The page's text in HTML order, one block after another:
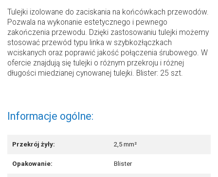
Tulejki izolowane do zaciskania na końcówkach przewodów.
Pozwala na wykonanie estetycznego i pewnego
zakończenia przewodu. Dzięki zastosowaniu tulejki możemy
stosować przewód typu linka w szybkozłączkach
wciskanych oraz poprawić jakość połączenia śrubowego. W
ofercie znajdują się tulejki o różnym przekroju i różnej
długości miedzianej cynowanej tulejki. Blister: 25 szt.
Informacje ogólne:
Przekrój żyły: 2,5 mm²
Opakowanie: Blister